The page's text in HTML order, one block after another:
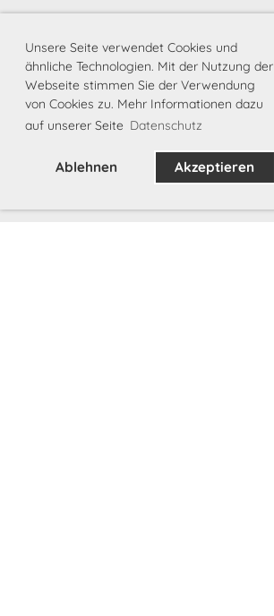
Unsere Seite verwendet Cookies und
ähnliche Technologien. Mit der Nutzung der
Webseite stimmen Sie der Verwendung
von Cookies zu. Mehr Informationen dazu
auf unserer Seite Datenschutz
Ablehnen Akzeptieren